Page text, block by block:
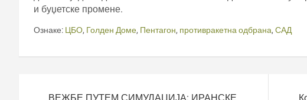
и буџетске промене.
Ознаке: ЦБО, Голден Доме, Пентагон, противракетна одбрана, САД